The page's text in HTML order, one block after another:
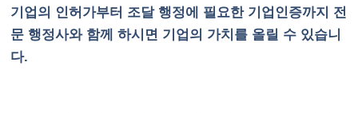
기업의 인허가부터 조달 행정에 필요한 기업인증까지 전
문 행정사와 함께 하시면 기업의 가치를 올릴 수 있습니
다.